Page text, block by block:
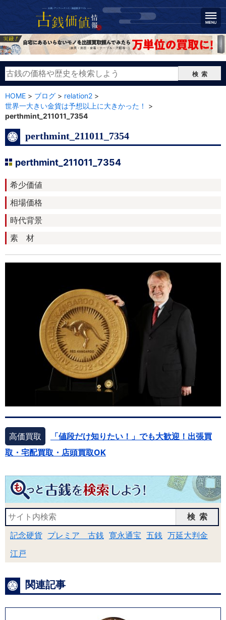
検索
HOME > ブログ > relation2 >
世界一大きい金貨は予想以上に大きかった！
>
perthmint_211011_7354
perthmint_211011_7354
perthmint_211011_7354
希少価値
相場価格
時代背景
素 材
高価買取
「値段だけ知りたい！」でも大歓迎！出張買
取・宅配買取・店頭買取OK
検索
記念硬貨 プレミア 古銭 寛永通宝 五銭 万延大判金
江戸
関連記事